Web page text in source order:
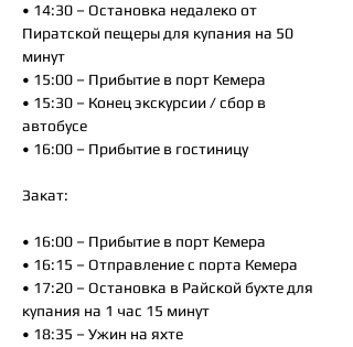
• 14:30 – Остановка недалеко от
Пиратской пещеры для купания на 50
минут
• 15:00 – Прибытие в порт Кемера
• 15:30 – Конец экскурсии / сбор в
автобусе
• 16:00 – Прибытие в гостиницу
Закат:
• 16:00 – Прибытие в порт Кемера
• 16:15 – Отправление с порта Кемера
• 17:20 – Остановка в Райской бухте для
купания на 1 час 15 минут
• 18:35 – Ужин на яхте